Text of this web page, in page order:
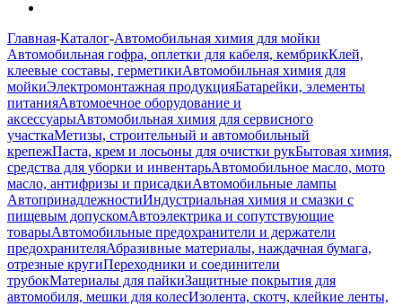
Главная-Каталог-Автомобильная химия для мойки
Автомобильная гофра, оплетки для кабеля, кембрикКлей,
клеевые составы, герметикиАвтомобильная химия для
мойкиЭлектромонтажная продукцияБатарейки, элементы
питанияАвтомоечное оборудование и
аксессуарыАвтомобильная химия для сервисного
участкаМетизы, строительный и автомобильный
крепежПаста, крем и лосьоны для очистки рукБытовая химия,
средства для уборки и инвентарьАвтомобильное масло, мото
масло, антифризы и присадкиАвтомобильные лампы
АвтопринадлежностиИндустриальная химия и смазки с
пищевым допускомАвтоэлектрика и сопутствующие
товарыАвтомобильные предохранители и держатели
предохранителяАбразивные материалы, наждачная бумага,
отрезные кругиПереходники и соединители
трубокМатериалы для пайкиЗащитные покрытия для
автомобиля, мешки для колесИзолента, скотч, клейкие ленты,